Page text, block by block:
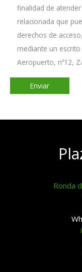
finalidad de
relacionada que
derechos de
mediante un
Aeropuerto, nº12,
Ronda